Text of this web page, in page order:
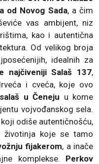
od Novog Sada, a čim
vas ambijent, niz
kao i autentična
Od velikog broja
idealnih za
najčiveniji Salaš 137,
i cveća, koje ovo
u Čeneju u kome
vojvođanskog sela.
koji odiše autentičnošću,
koje se tamo
fijakerom, a inače
komplekse. Perkov